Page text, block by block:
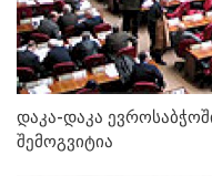
დაკა-დაკა
შემოგვიტია